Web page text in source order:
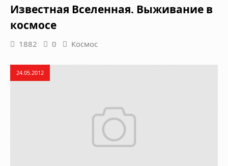
Известная Вселенная. Выживание в
космосе
1882 0 Космос
24.05.2012